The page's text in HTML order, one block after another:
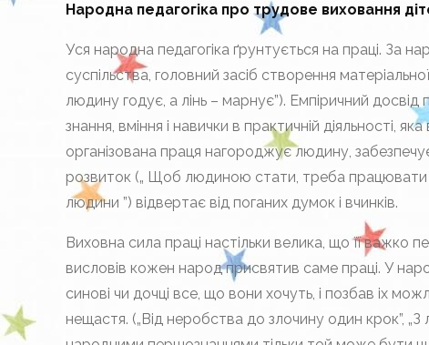
Народна педагогіка про трудове виховання
Уся народна педагогіка ґрунтується на праці.
суспільства, головний засіб створення
людину годує, а лінь – марнує”). Емпіричний
знання, вміння і навички в практичній діяльності,
організована праця нагороджує людину,
розвиток („ Щоб людиною стати, треба працювати
людини ”) відвертає від поганих думок і вчинків.
Виховна сила праці настільки велика, що її важко
висловів кожен народ присвятив саме праці. У
синові чи дочці все, що вони хочуть, і позбав іх
нещастя. („Від неробства до злочину один крок”,